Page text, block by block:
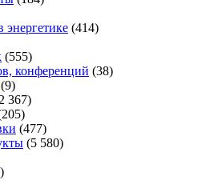
(414)
(555)
конференций (38)
(9)
367)
(477)
(5 580)